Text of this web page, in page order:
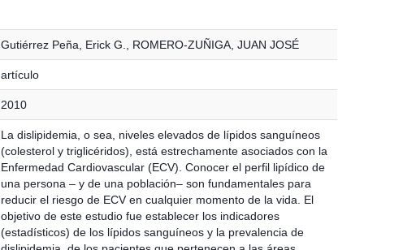
Gutiérrez Peña, Erick G. ROMERO-ZUÑIGA, JUAN JOSÉ
artículo
2010
La dislipidemia, o sea, niveles elevados de lípidos sanguíneos
(colesterol y triglicéridos), está estrechamente asociados con la
Enfermedad Cardiovascular (ECV). Conocer el perfil lipídico de
una persona – y de una población– son fundamentales para
reducir el riesgo de ECV en cualquier momento de la vida. El
objetivo de este estudio fue establecer los indicadores
(estadísticos) de los lípidos sanguíneos y la prevalencia de